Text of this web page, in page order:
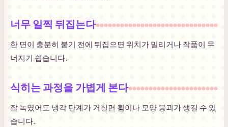
너무 일찍 뒤집는다
한 면이 충분히 붙기 전에 뒤집으면 위치가 밀리거나 작품이 무
너지기 쉽습니다.
식히는 과정을 가볍게 본다
잘 녹였어도 냉각 단계가 거칠면 휨이나 모양 붕괴가 생길 수 있
습니다.